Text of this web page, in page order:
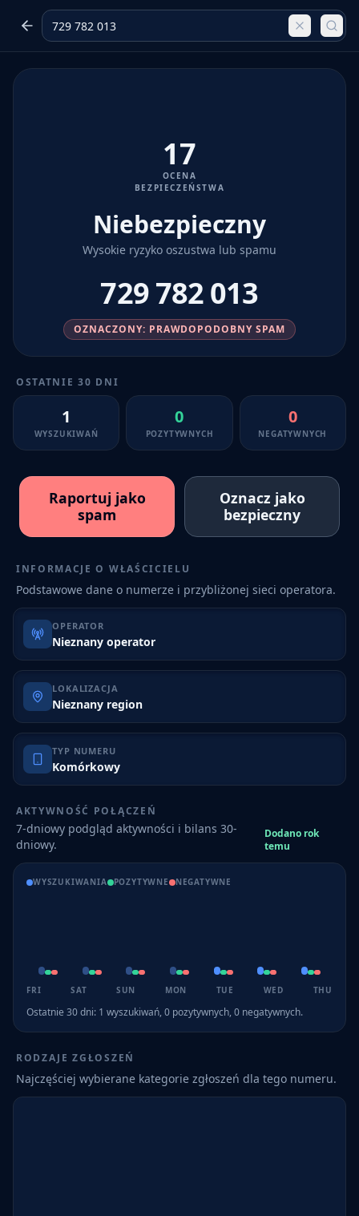
17
OCENA
BEZPIECZEŃSTWA
Niebezpieczny
Wysokie ryzyko oszustwa lub spamu
729 782 013
OZNACZONY: PRAWDOPODOBNY SPAM
OSTATNIE 30 DNI
1
WYSZUKIWAŃ
0
POZYTYWNYCH
0
NEGATYWNYCH
Raportuj jako
spam
Oznacz jako
bezpieczny
INFORMACJE O WŁAŚCICIELU
Podstawowe dane o numerze i przybliżonej sieci operatora.
OPERATOR
Nieznany operator
LOKALIZACJA
Nieznany region
TYP NUMERU
Komórkowy
AKTYWNOŚĆ POŁĄCZEŃ
7-dniowy podgląd aktywności i bilans 30-
dniowy.
Dodano rok
temu
WYSZUKIWANIA POZYTYWNE NEGATYWNE
FRI SAT SUN MON TUE WED THU
Ostatnie 30 dni: 1 wyszukiwań,0 pozytywnych,0 negatywnych.
RODZAJE ZGŁOSZEŃ
Najczęściej wybierane kategorie zgłoszeń dla tego numeru.